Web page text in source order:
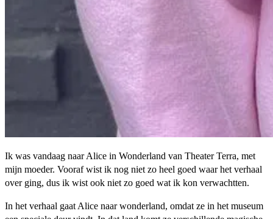
Ik was vandaag naar Alice in Wonderland van Theater Terra, met
mijn moeder. Vooraf wist ik nog niet zo heel goed waar het verhaal
over ging, dus ik wist ook niet zo goed wat ik kon verwachtten.
In het verhaal gaat Alice naar wonderland, omdat ze in het museum